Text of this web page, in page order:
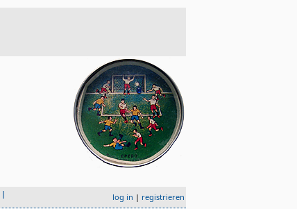
| log in | registrieren